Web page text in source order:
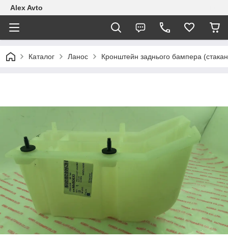
Alex Avto
Каталог Ланос Кронштейн заднього бампера